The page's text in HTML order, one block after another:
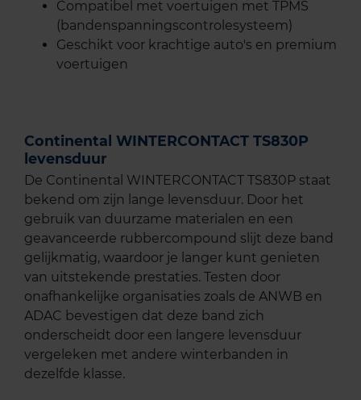
Compatibel met voertuigen met TPMS
(bandenspanningscontrolesysteem)
Geschikt voor krachtige auto's en premium
voertuigen
Continental WINTERCONTACT TS830P
levensduur
De Continental WINTERCONTACT TS830P staat
bekend om zijn lange levensduur. Door het
gebruik van duurzame materialen en een
geavanceerde rubbercompound slijt deze band
gelijkmatig, waardoor je langer kunt genieten
van uitstekende prestaties. Testen door
onafhankelijke organisaties zoals de ANWB en
ADAC bevestigen dat deze band zich
onderscheidt door een langere levensduur
vergeleken met andere winterbanden in
dezelfde klasse.